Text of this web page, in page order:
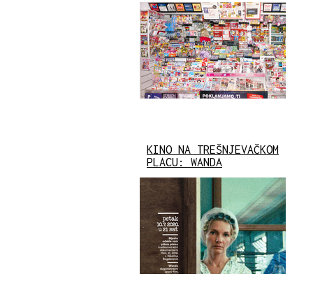
KINO NA TREŠNJEVAČKOM
PLACU: WANDA